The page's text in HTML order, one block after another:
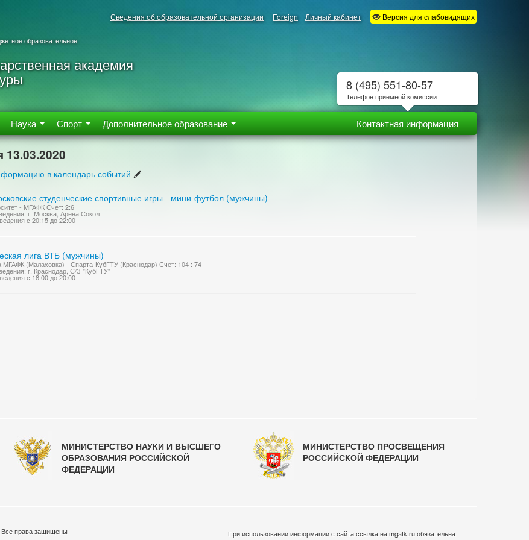
Сведения об образовательной организации Foreign Личный кабинет Версия для слабовидящих
образовательное
академия
Наука Спорт Дополнительное образование Контактная информация
в календарь событий
студенческие спортивные игры - мини-футбол (мужчины)
- МГАФК Счет: 2:6
г. Москва, Арена Сокол
с 20:15 до 22:00
лига ВТБ (мужчины)
МГАФК (Малаховка) - Спарта-КубГТУ (Краснодар) Счет: 104 : 74
г. Краснодар, С/З "КубГТУ"
с 18:00 до 20:00
МИНИСТЕРСТВО НАУКИ И ВЫСШЕГО
ОБРАЗОВАНИЯ РОССИЙСКОЙ
ФЕДЕРАЦИИ
МИНИСТЕРСТВО ПРОСВЕЩЕНИЯ
РОССИЙСКОЙ ФЕДЕРАЦИИ
права защищены
При использовании информации с сайта ссылка на mgafk.ru обязательна
8 (495) 551-80-57
Телефон приёмной комиссии